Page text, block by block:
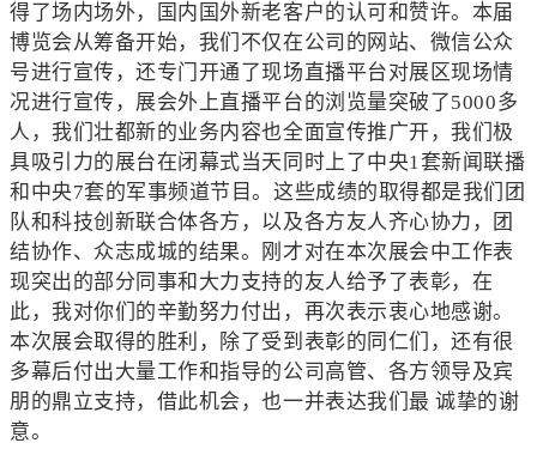
得了场内场外，国内国外新老客户的认可和赞许。本届
博览会从筹备开始，我们不仅在公司的网站、微信公众
号进行宣传，还专门开通了现场直播平台对展区现场情
况进行宣传，展会外上直播平台的浏览量突破了5000多
人，我们壮都新的业务内容也全面宣传推广开，我们极
具吸引力的展台在闭幕式当天同时上了中央1套新闻联播
和中央7套的军事频道节目。这些成绩的取得都是我们团
队和科技创新联合体各方，以及各方友人齐心协力，团
结协作、众志成城的结果。刚才对在本次展会中工作表
现突出的部分同事和大力支持的友人给予了表彰，在
此，我对你们的辛勤努力付出，再次表示衷心地感谢。
本次展会取得的胜利，除了受到表彰的同仁们，还有很
多幕后付出大量工作和指导的公司高管、各方领导及宾
朋的鼎立支持，借此机会，也一并表达我们最 诚挚的谢
意。